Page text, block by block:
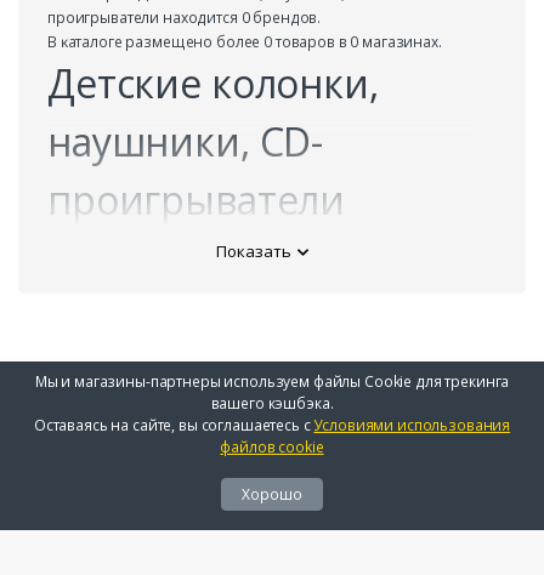
проигрыватели находится 0 брендов.
В ĸаталоге размещено более 0 товаров в 0 магазинах.
Детские колонки,
наушники, CD-
проигрыватели
Показать
Мы и магазины-партнеры используем файлы Cookie для трекинга
вашего кэшбэка.
Оставаясь на сайте, вы соглашаетесь сУсловиями использования
файлов cookie
Хорошо